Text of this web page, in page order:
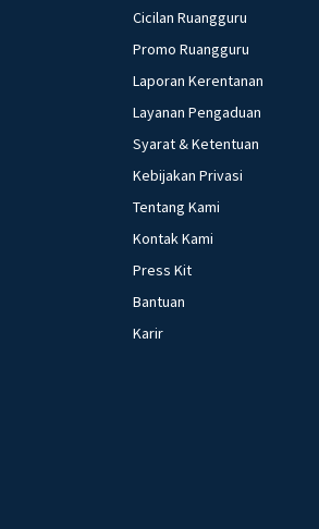
Cicilan Ruangguru
Promo Ruangguru
Laporan Kerentanan
Layanan Pengaduan
Syarat & Ketentuan
Kebijakan Privasi
Tentang Kami
Kontak Kami
Press Kit
Bantuan
Karir